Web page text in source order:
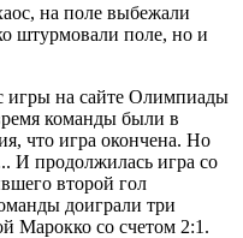
на поле выбежали
штурмовали поле, но и
игры на сайте Олимпиады
команды были в
что игра окончена. Но
И продолжилась игра со
второй гол
доиграли три
Марокко со счетом 2:1.